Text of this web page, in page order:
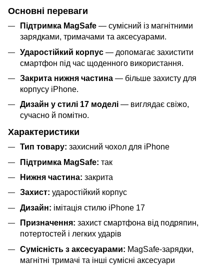
Основні переваги
Підтримка MagSafe — сумісний із магнітними
зарядками, тримачами та аксесуарами.
Ударостійкий корпус — допомагає захистити
смартфон під час щоденного використання.
Закрита нижня частина — більше захисту для
корпусу iPhone.
Дизайн у стилі 17 моделі — виглядає свіжо,
сучасно й помітно.
Характеристики
Тип товару: захисний чохол для iPhone
Підтримка MagSafe: так
Нижня частина: закрита
Захист: ударостійкий корпус
Дизайн: імітація стилю iPhone 17
Призначення: захист смартфона від подряпин,
потертостей і легких ударів
Сумісність з аксесуарами: MagSafe-зарядки,
магнітні тримачі та інші сумісні аксесуари